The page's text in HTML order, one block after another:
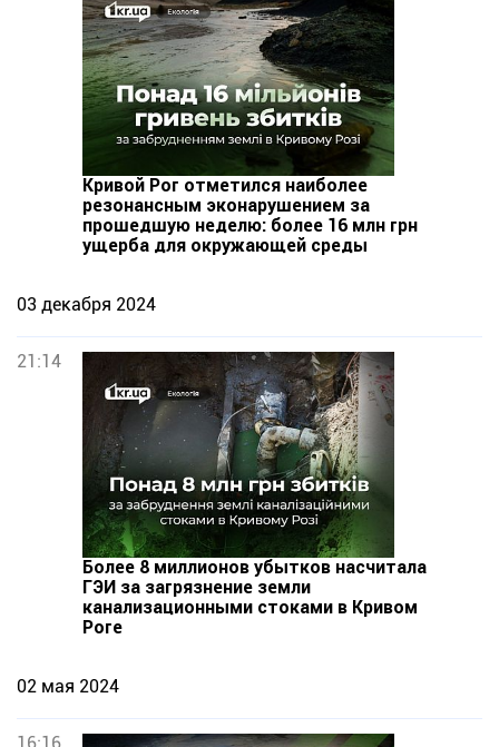
Кривой Рог отметился наиболее
резонансным эконарушением за
прошедшую неделю: более 16 млн грн
ущерба для окружающей среды
03 декабря 2024
21:14
Более 8 миллионов убытков насчитала
ГЭИ за загрязнение земли
канализационными стоками в Кривом
Роге
02 мая 2024